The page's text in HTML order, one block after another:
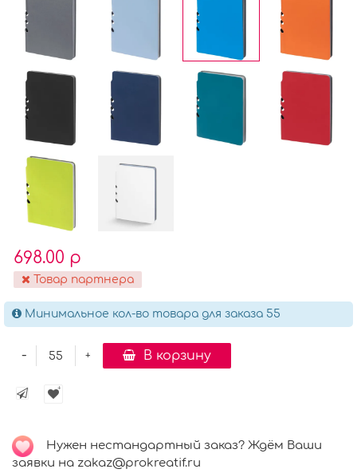
698.00 р
Товар партнера
Минимальное кол-во товара для заказа 55
+
- В корзину
Нужен нестандартный заказ? Ждём Ваши
заявки на zakaz@prokreatif.ru